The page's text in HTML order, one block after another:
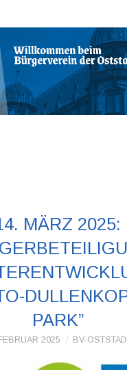
UND
MÄRZ 2025:
PARK”
2025 BV-